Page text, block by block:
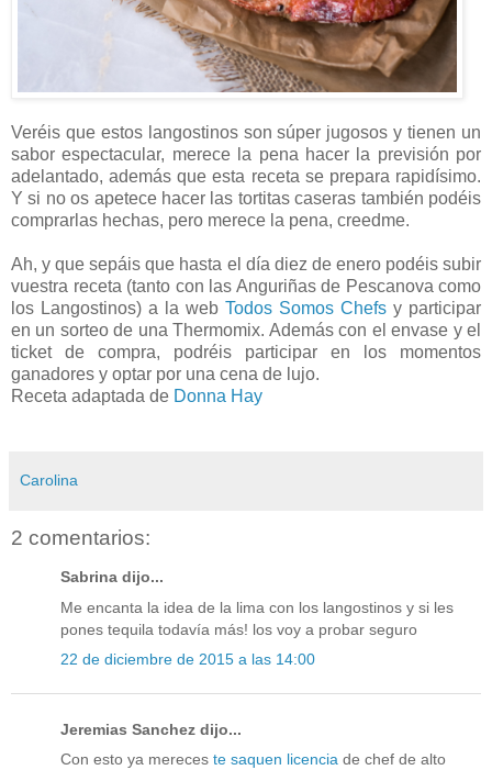
Veréis que estos langostinos son súper jugosos y tienen un
sabor espectacular, merece la pena hacer la previsión por
adelantado, además que esta receta se prepara rapidísimo.
Y si no os apetece hacer las tortitas caseras también podéis
comprarlas hechas, pero merece la pena, creedme.
Ah, y que sepáis que hasta el día diez de enero podéis subir
vuestra receta (tanto con las Anguriñas de Pescanova como
los Langostinos) a la web Todos Somos Chefs y participar
en un sorteo de una Thermomix. Además con el envase y el
ticket de compra, podréis participar en los momentos
ganadores y optar por una cena de lujo.
Receta adaptada de Donna Hay
Carolina
2 comentarios:
Sabrina dijo...
Me encanta la idea de la lima con los langostinos y si les
pones tequila todavía más! los voy a probar seguro
22 de diciembre de 2015 a las 14:00
Jeremias Sanchez dijo...
Con esto ya mereces te saquen licencia de chef de alto